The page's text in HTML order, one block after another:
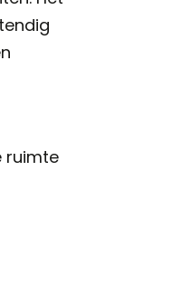
ruimte